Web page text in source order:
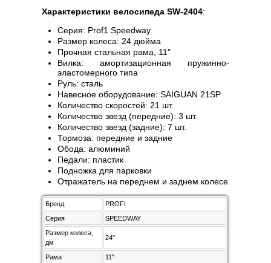
Характеристики велосипеда SW-2404:
Серия: Prof1 Speedway
Размер колеса: 24 дюйма
Прочная стальная рама, 11"
Вилка: амортизационная пружинно-
эластомерного типа
Руль: сталь
Навесное оборудование: SAIGUAN 21SP
Количество скоростей: 21 шт.
Количество звезд (передние): 3 шт.
Количество звезд (задние): 7 шт.
Тормоза: передние и задние
Обода: алюминий
Педали: пластик
Подножка для парковки
Отражатель на переднем и заднем колесе
Бренд
PROFI
Серия
SPEEDWAY
Размер колеса,
дм
24"
Рама 11"